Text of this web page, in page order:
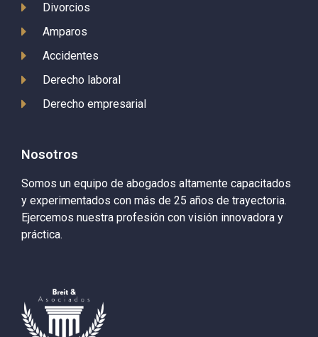
Divorcios
Amparos
Accidentes
Derecho laboral
Derecho empresarial
Nosotros
Somos un equipo de abogados altamente capacitados
y experimentados con más de 25 años de trayectoria.
Ejercemos nuestra profesión con visión innovadora y
práctica.